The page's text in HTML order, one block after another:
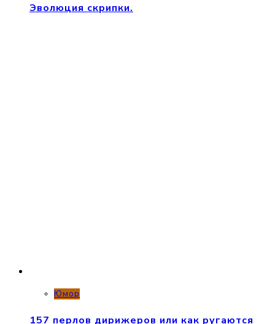
Эволюция скрипки.
Юмор
157 перлов дирижеров или как ругаются